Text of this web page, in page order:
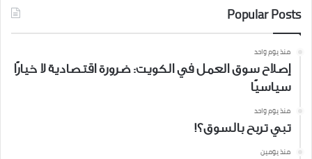
Popular Posts
منذ يوم واحد
إصلاح سوق العمل في الكويت: ضرورة اقتصادية لا خيارًا
سياسيًا
منذ يوم واحد
تبي تربح بالسوق؟!
منذ يومين